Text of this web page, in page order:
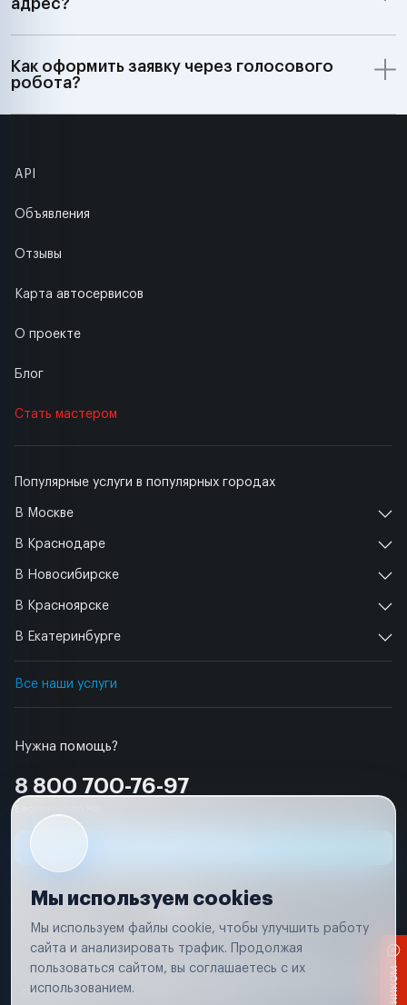
адрес?
Как оформить заявку через голосового
робота?
Нужна помощь?
8 800 700-76-97
Популярные услуги в популярных городах
В Москве
В Краснодаре
В Новосибирске
В Красноярске
В Екатеринбурге
Все наши услуги
API
Объявления
Отзывы
Карта автосервисов
О проекте
Блог
Стать мастером
Условия использования
Удаление аккаунта
Вся информация, представленная на сайте, носит исключительно
соответствии с положениями статьи 437 (п. 2) Гражданского кодекса
Мы используем cookies
Мы используем файлы cookie, чтобы улучшить работу
сайта и анализировать трафик. Продолжая
пользоваться сайтом, вы соглашаетесь с их
использованием.